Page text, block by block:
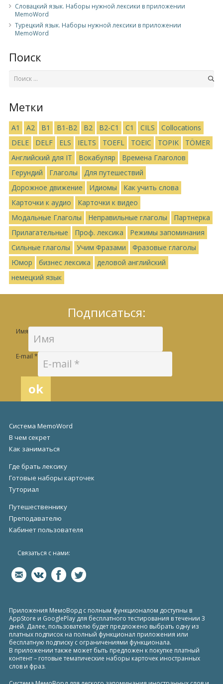
Словацкий язык. Наборы нужной лексики в приложении
MemoWord
Турецкий язык. Наборы нужной лексики в приложении
MemoWord
Поиск
Метки
A1 A2 B1 B1-B2 B2 B2-C1 C1 CILS
Collocations
DELE
DELF ELS IELTS TOEFL TOEIC TOPIK
TÖMER
Английский для IT
Вокабуляр
Времена Глаголов
Герундий
Глаголы
Для путешествий
Дорожное движение
Идиомы
Как учить слова
Карточки к аудио
Карточки к видео
Модальные Глаголы
Неправильные глаголы
Партнерка
Прилагательные
Проф. лексика
Режимы запоминания
Сильные глаголы
Учим Фразами
Фразовые глаголы
Юмор
бизнес лексика
деловой английский
немецкий язык
Подписаться:
Имя
E-mail*
Система MemoWord
В чем секрет
Как заниматься
Где брать лексику
Готовые наборы карточек
Туториал
Путешественнику
Преподавателю
Кабинет пользователя
Связаться с нами:
Приложения МемоВорд с полным функционалом доступны в
AppStore и GooglePlay для бесплатного тестирования в течении 3
дней. Далее, пользователю будет предложено выбрать одну из
платных подписок на полный функционал приложения или
бесплатную подписку с ограничениями функционала.
В приложении также может быть предложен к покупке платный
контент – готовые тематические наборы карточек иностранных
слов и фраз.